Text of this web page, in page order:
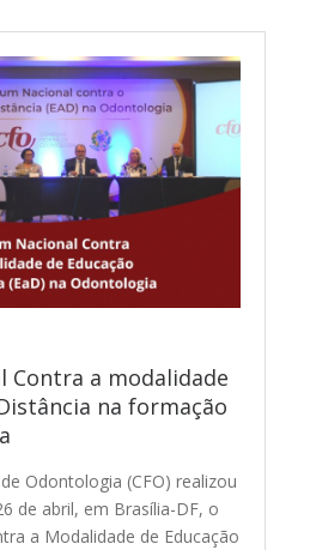
Contra a modalidade
na formação
Odontologia (CFO) realizou
de abril, em Brasília-DF, o
a Modalidade de Educação